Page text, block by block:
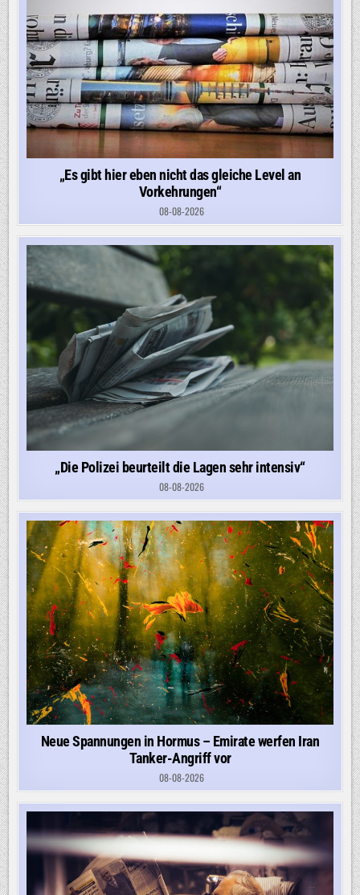
„Es gibt hier eben nicht das gleiche Level an
Vorkehrungen“
08-08-2026
„Die Polizei beurteilt die Lagen sehr intensiv“
08-08-2026
Neue Spannungen in Hormus – Emirate werfen Iran
Tanker-Angriff vor
08-08-2026